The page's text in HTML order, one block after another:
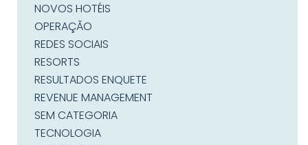
NOVOS HOTÉIS
OPERAÇÃO
REDES SOCIAIS
RESORTS
RESULTADOS ENQUETE
REVENUE MANAGEMENT
SEM CATEGORIA
TECNOLOGIA